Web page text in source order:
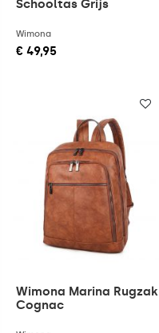
Schooltas Grijs
Wimona
€ 49,95
Wimona Marina Rugzak
Cognac